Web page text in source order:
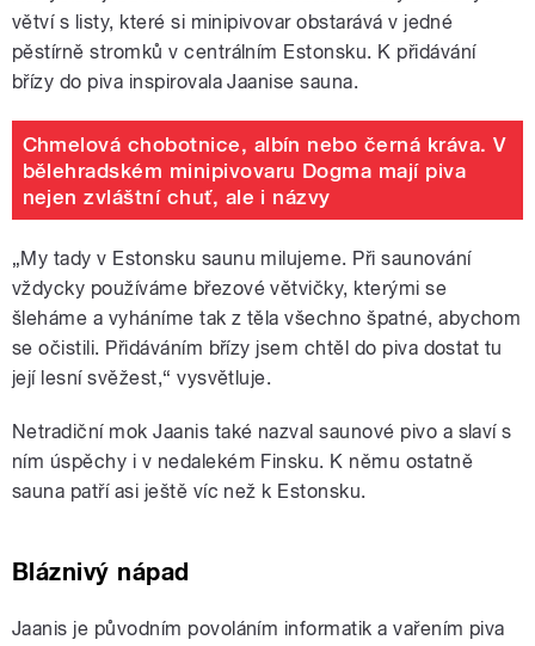
větví s listy, které si minipivovar obstarává v jedné
pěstírně stromků v centrálním Estonsku. K přidávání
břízy do piva inspirovala Jaanise sauna.
Chmelová chobotnice, albín nebo černá kráva. V
bělehradském minipivovaru Dogma mají piva
nejen zvláštní chuť, ale i názvy
„My tady v Estonsku saunu milujeme. Při saunování
vždycky používáme březové větvičky, kterými se
šleháme a vyháníme tak z těla všechno špatné, abychom
se očistili. Přidáváním břízy jsem chtěl do piva dostat tu
její lesní svěžest,“ vysvětluje.
Netradiční mok Jaanis také nazval saunové pivo a slaví s
ním úspěchy i v nedalekém Finsku. K němu ostatně
sauna patří asi ještě víc než k Estonsku.
Bláznivý nápad
Jaanis je původním povoláním informatik a vařením piva